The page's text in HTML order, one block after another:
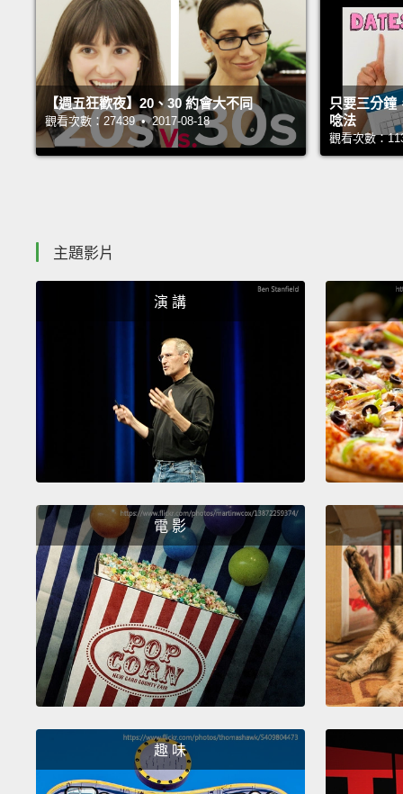
【週五狂歡夜】20、30 約會大不同
觀看次數：27439 • 2017-08-18
只要三分鐘
唸法
觀看次數：
主題影片
演 講
電 影
趣 味